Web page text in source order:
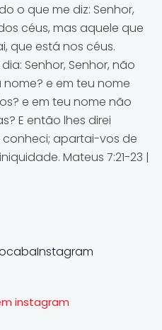
o que me diz: Senhor,
céus, mas aquele que
que está nos céus.
Senhor, Senhor, não
e em teu nome
e em teu nome não
E então lhes direi
apartai-vos de
Mateus 7:21-23 |
instagram